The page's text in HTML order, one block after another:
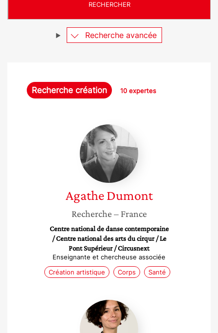
e
RECHERCHER
Recherche avancée
Recherche création 10 expertes
Agathe
Dumont
Agathe Dumont
Recherche – France
Centre national de danse contemporaine
/ Centre national des arts du cirqur / Le
Pont Supérieur / Circusnext
Enseignante et chercheuse associée
Création artistique
Corps Santé
Anissa
Pomiès